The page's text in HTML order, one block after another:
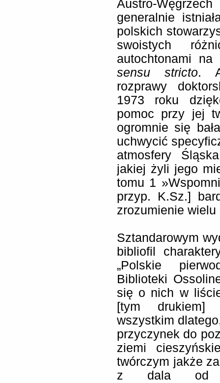
Austro-
generalnie
polskich
swoistych
autochtonami
sensu stricto.
rozprawy
1973 roku
pomoc przy jej
ogromnie się
uchwycić
atmosfery
jakiej żyli jego
tomu 1
przyp. K.Sz.]
zrozumienie wielu
Sztandarowym
bibliofil
„Polskie
Biblioteki
się o nich w
[tym drukiem]
wszystkim
przyczynek do
ziemi
twórczym jakże
z dala od